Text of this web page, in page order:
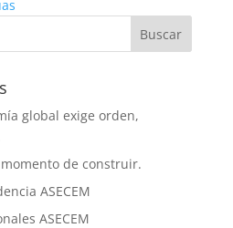
global exige orden,
de construir.
ASECEM
ASECEM